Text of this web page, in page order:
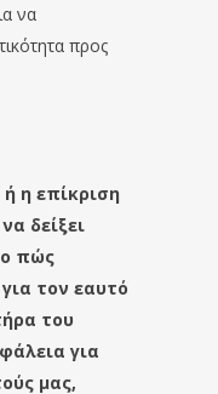
να
προς
η επίκριση
δείξει
πώς
για τον εαυτό
του
για
μας,